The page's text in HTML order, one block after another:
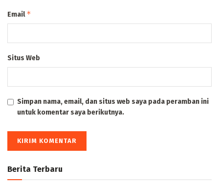
Email*
Situs Web
Simpan nama, email, dan situs web saya pada peramban ini
untuk komentar saya berikutnya.
Berita Terbaru